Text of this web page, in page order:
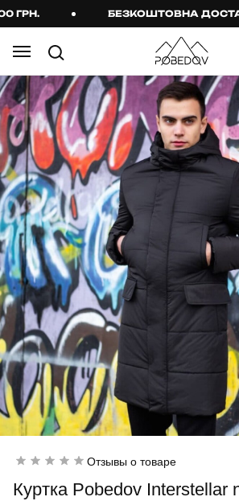
БЕЗКОШТОВНА
Отзывы о товаре
Куртка Pobedov Interstellar